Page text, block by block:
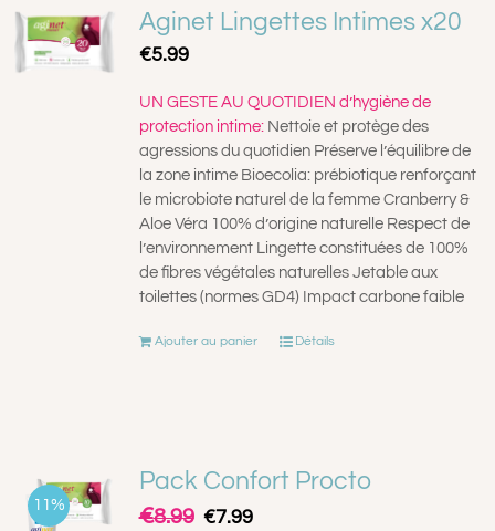
A PROPOS Aginet Lingettes Intimes x20
€5.99
UN GESTE AU QUOTIDIEN d’hygiène de
protection intime:Nettoie et protège des
agressions du quotidien Préserve l’équilibre de
la zone intime Bioecolia: prébiotique renforçant
le microbiote naturel de la femme Cranberry &
Aloe Véra 100% d’origine naturelle Respect de
l’environnement Lingette constituées de 100%
de fibres végétales naturelles Jetable aux
toilettes (normes GD4) Impact carbone faible
Ajouter au panier Détails
11%
Pack Confort Procto
€8.99 Le
€7.99Le